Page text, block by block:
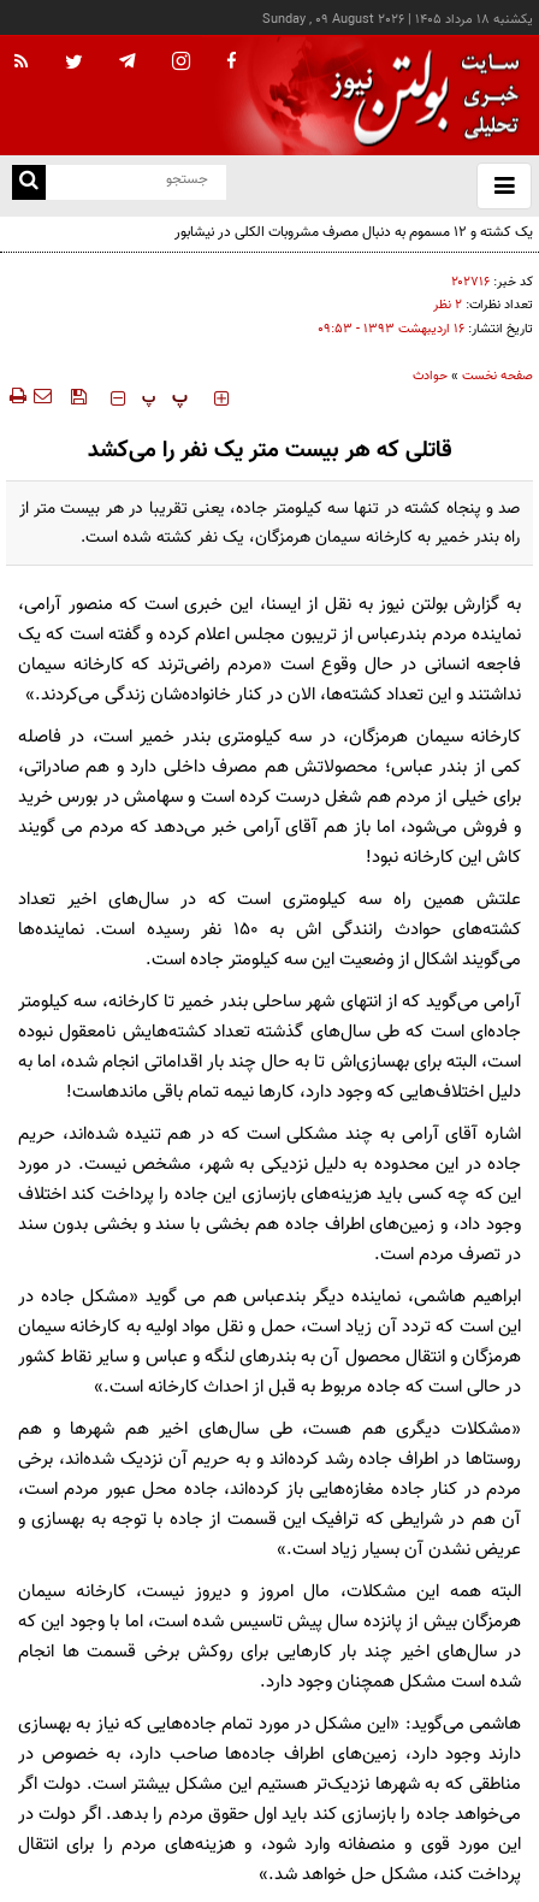
يکشنبه ۱۸ مرداد ۱۴۰۵ |
Sunday , 09 August 2026
باز
و
کد خبر: ۲۰۲۷۱۶
تعداد نظرات: ۲ نظر
تاریخ انتشار: ۱۶ ارديبهشت ۱۳۹۳ - ۰۹:۵۳
صفحه نخست »حوادث
‍‍‍ پ پ
قاتلی که هر بیست متر یک نفر را می‌کشد
صد و پنجاه کشته در تنها سه کیلومتر جاده، یعنی تقریبا در هر بیست متر از
راه بندر خمیر به کارخانه سیمان هرمزگان،‌ یک نفر کشته شده است.
به گزارش بولتن نیوز به نقل از ایسنا، این خبری است که منصور آرامی،
نماینده مردم بندرعباس از تریبون مجلس اعلام کرده و گفته است که یک
فاجعه انسانی در حال وقوع است «مردم راضی‌ترند که کارخانه سیمان
نداشتند و این تعداد کشته‌ها،‌ الان در کنار خانواده‌شان زندگی می‌کردند.»
کارخانه سیمان هرمزگان،‌ در سه کیلومتری بندر خمیر است،‌ در فاصله
کمی از بندر عباس؛ محصولاتش هم مصرف داخلی دارد و هم صادراتی‌،
برای خیلی از مردم هم شغل درست کرده است و سهامش در بورس خرید
و فروش می‌شود،‌ اما باز هم آقای آرامی خبر می‌دهد که مردم می گویند
کاش این کارخانه نبود!
علتش همین راه سه کیلومتری است که در سال‌های اخیر تعداد
کشته‌های حوادث رانندگی اش به 150 نفر رسیده است. نماینده‌ها
می‌گویند اشکال از وضعیت این سه کیلومتر جاده است.
آرامی می‌گوید که از انتهای شهر ساحلی بندر خمیر تا کارخانه،‌ سه کیلومتر
جاده‌ای است که طی سال‌های گذشته تعداد کشته‌هایش نامعقول نبوده
است،‌ البته برای بهسازی‌اش تا به حال چند بار اقداماتی انجام شده، اما به
دلیل اختلاف‌هایی که وجود دارد،‌ کارها نیمه تمام باقی ماندهاست!
اشاره آقای آرامی به چند مشکلی است که در هم تنیده شده‌اند،‌ حریم
جاده در این محدوده به دلیل نزدیکی به شهر،‌ مشخص نیست. در مورد
این که چه کسی باید هزینه‌های بازسازی این جاده را پرداخت کند اختلاف
وجود داد،‌ و زمین‌های اطراف جاده هم بخشی با سند و بخشی بدون سند
در تصرف مردم است.
ابراهیم هاشمی،‌ نماینده دیگر بندعباس هم می گوید «مشکل جاده در
این است که تردد آن زیاد است،‌ حمل و نقل مواد اولیه به کارخانه سیمان
هرمزگان و انتقال محصول آن به بندرهای لنگه و عباس و سایر نقاط کشور
‌در حالی است که جاده مربوط به قبل از احداث کارخانه است.»
«مشکلات دیگری هم هست،‌ طی سال‌های اخیر هم شهرها و هم
روستاها در اطراف جاده رشد کرده‌اند و به حریم آن نزدیک شده‌اند،‌ برخی
مردم در کنار جاده مغازه‌هایی باز کرده‌اند، جاده محل عبور مردم است،
آن هم در شرایطی که ترافیک این قسمت از جاده با توجه به بهسازی و
عریض نشدن آن بسیار زیاد است.»
البته همه این مشکلات،‌ مال امروز و دیروز نیست،‌ کارخانه سیمان
هرمزگان بیش از پانزده سال پیش تاسیس شده است،‌ اما با وجود این که
در سال‌های اخیر چند بار کار‌هایی برای روکش برخی قسمت ها انجام
شده است مشکل همچنان وجود دارد.
هاشمی می‌گوید: «این مشکل در مورد تمام جاده‌هایی که نیاز به بهسازی
دارند ‌وجود دارد،‌ زمین‌های اطراف جاده‌ها صاحب دارد،‌ به خصوص در
مناطقی که به شهرها نزدیک‌تر هستیم این مشکل بیشتر است. دولت اگر
می‌خواهد جاده را بازسازی کند باید اول حقوق مردم را بدهد. اگر دولت در
این مورد قوی و منصفانه وارد شود،‌ و هزینه‌های مردم را برای انتقال
پرداخت کند،‌ مشکل حل خواهد شد.»